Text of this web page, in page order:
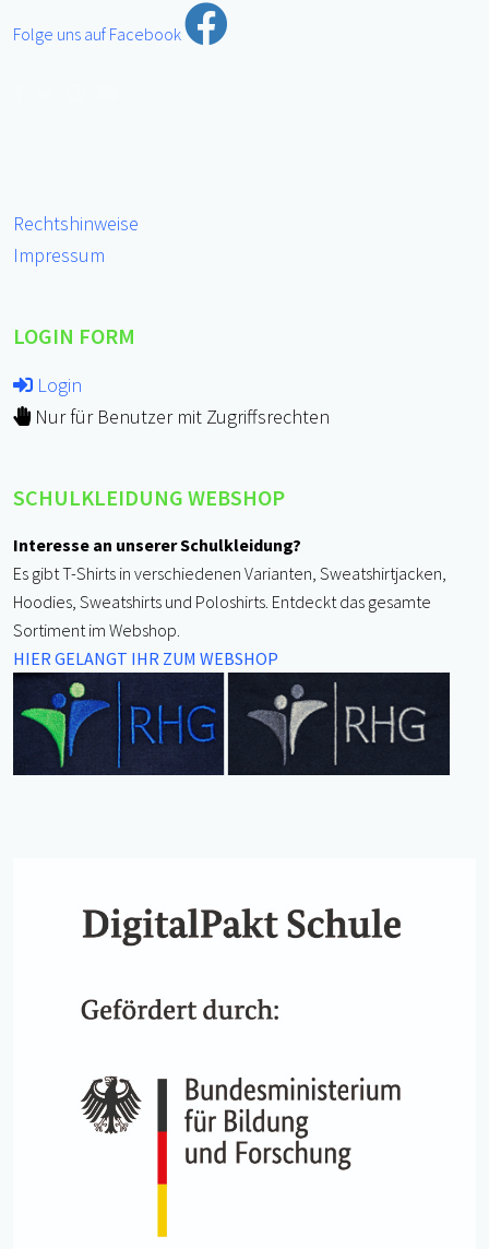
Folge uns auf Facebook
Rechtshinweise
Impressum
LOGIN FORM
Login
Nur für Benutzer mit Zugriffsrechten
SCHULKLEIDUNG WEBSHOP
Interesse an unserer Schulkleidung?
Es gibt T-Shirts in verschiedenen Varianten, Sweatshirtjacken,
Hoodies, Sweatshirts und Poloshirts. Entdeckt das gesamte
Sortiment im Webshop.
HIER GELANGT IHR ZUM WEBSHOP